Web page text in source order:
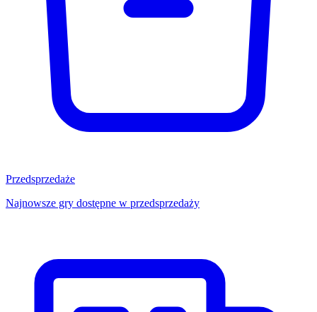
Przedsprzedaże
Najnowsze gry dostępne w przedsprzedaży